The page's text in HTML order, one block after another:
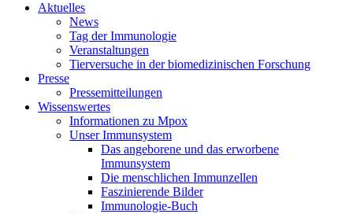
Aktuelles
News
Tag der Immunologie
Veranstaltungen
Tierversuche in der biomedizinischen Forschung
Presse
Pressemitteilungen
Wissenswertes
Informationen zu Mpox
Unser Immunsystem
Das angeborene und das erworbene
Immunsystem
Die menschlichen Immunzellen
Faszinierende Bilder
Immunologie-Buch